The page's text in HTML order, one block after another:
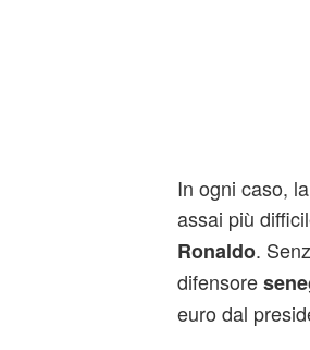
In ogni caso,
assai più
Ronaldo.
difensore
euro dal